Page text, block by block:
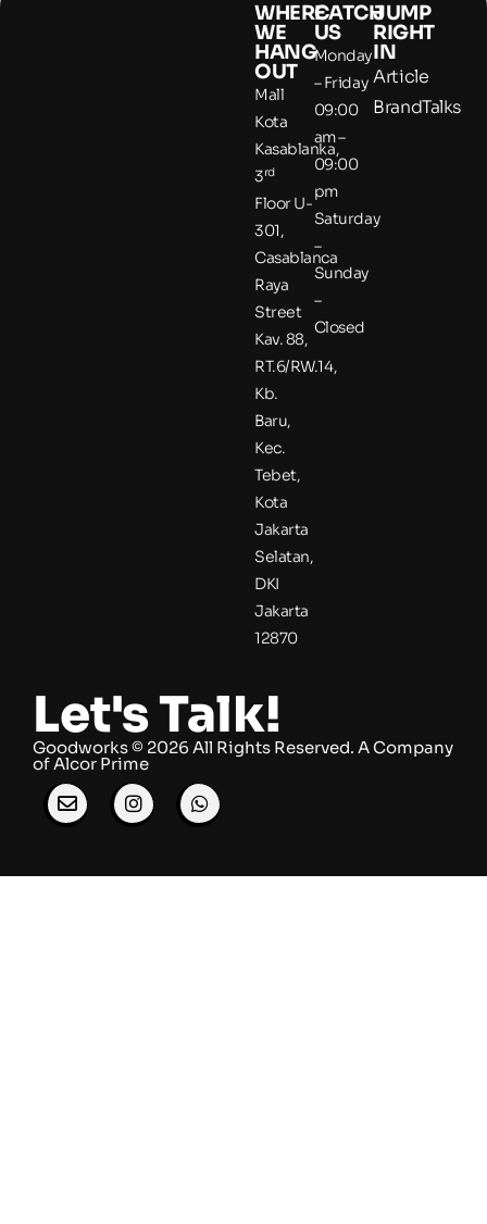
WHERE
WE
HANG
OUT
Mall
Kota
Kasablanka,
3rd
Floor U-
301,
Casablanca
Raya
Street
Kav. 88,
RT.6/RW.14,
Kb.
Baru,
Kec.
Tebet,
Kota
Jakarta
Selatan,
DKI
Jakarta
12870
CATCH
US
Monday
– Friday
09:00
am –
09:00
pm
Saturday
–
Sunday
–
Closed
JUMP
RIGHT
IN
Article
BrandTalks
Let's Talk!
Goodworks © 2026 All Rights Reserved. ​A Company
of Alcor Prime